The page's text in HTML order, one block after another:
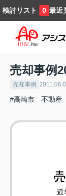
検討リスト 0 最近
売却事例
売却事例
#高崎市 不動産